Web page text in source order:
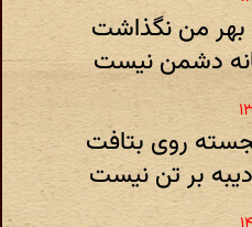
من نگذاشت
دشمن نیست
روی بتافت
بر تن نیست